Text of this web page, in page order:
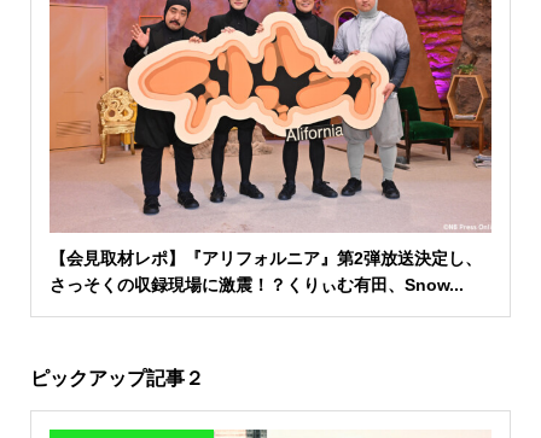
【会見取材レポ】『アリフォルニア』第2弾放送決定し、
さっそくの収録現場に激震！？くりぃむ有田、Snow...
ピックアップ記事２